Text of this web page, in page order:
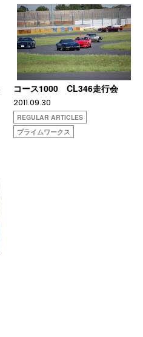
コース1000 CL346走行会
2011.09.30
REGULAR ARTICLES
プライムワークス